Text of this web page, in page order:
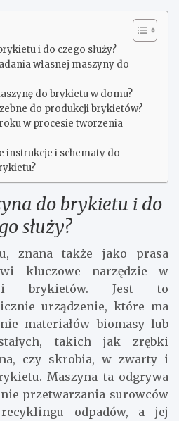
i do czego służy?
własnej maszyny do
do brykietu w domu?
do produkcji brykietów?
w procesie tworzenia
instrukcje i schematy do
do brykietu i do
służy?
znana także jako prasa
kluczowe narzędzie w
brykietów. Jest to
urządzenie, które ma
materiałów biomasy lub
takich jak zrębki
czy skrobia, w zwarty i
Maszyna ta odgrywa
przetwarzania surowców
odpadów, a jej